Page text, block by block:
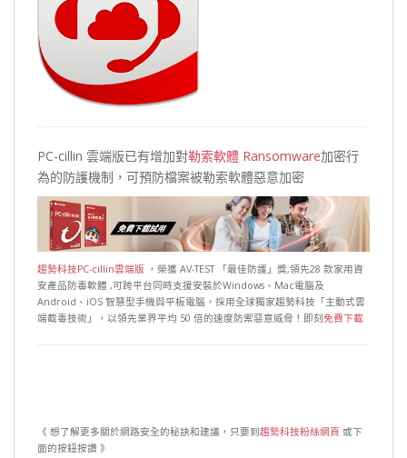
PC-cillin 雲端版已有增加對勒索軟體 Ransomware加密行
為的防護機制，可預防檔案被勒索軟體惡意加密
趨勢科技PC-cillin雲端版 ，榮獲 AV-TEST 「最佳防護」獎,領先28 款家用資
安產品防毒軟體 ,可跨平台同時支援安裝於Windows、Mac電腦及
Android、iOS 智慧型手機與平板電腦，採用全球獨家趨勢科技「主動式雲
端截毒技術」，以領先業界平均 50 倍的速度防禦惡意威脅！即刻 免費下載
《 想了解更多關於網路安全的秘訣和建議，只要到 趨勢科技粉絲網頁 或下
面的按鈕按讚 》